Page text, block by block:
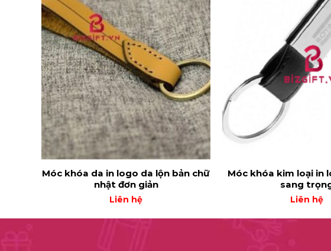
Móc khóa da in logo da lộn bản chữ
nhật đơn giản
Liên hệ
Móc khóa kim loại in
sang
Liên hệ